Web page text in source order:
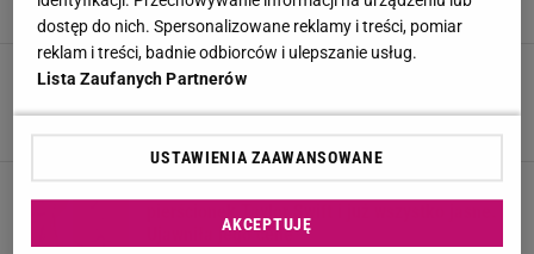
Julia Mistarz,27 SIERPNIA 2025, 16:44
Eks Travisa Kelce'a ostrzegała Taylor Swift.
Znawczyni tylko spojrzała na
Ujawniła jego cenę
dostęp do nich. Spersonalizowane reklamy i treści, pomiar
reklam i treści, badnie odbiorców i ulepszanie usług.
Lista Zaufanych Partnerów
USTAWIENIA ZAAWANSOWANE
AKCEPTUJĘ